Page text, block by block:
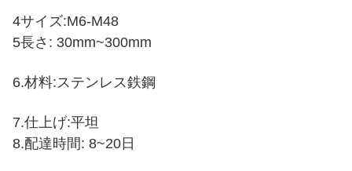
4サイズ:M6-M48
5長さ: 30mm~300mm
6.材料:ステンレス鉄鋼
7.仕上げ:平坦
8.配達時間: 8~20日